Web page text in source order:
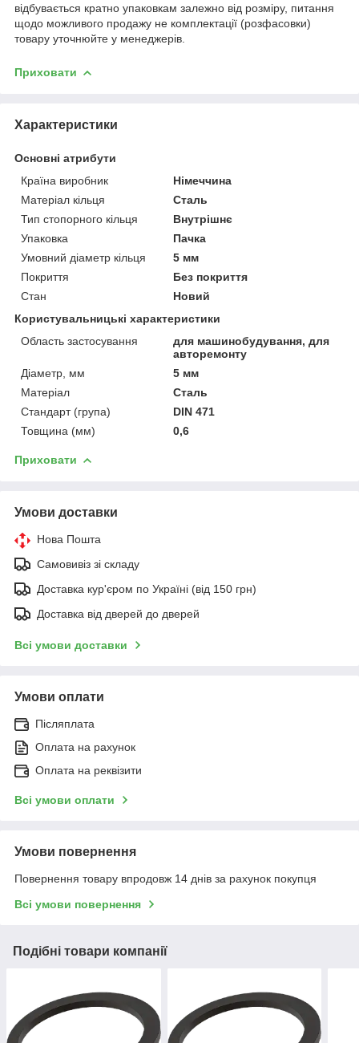
відбувається кратно упаковкам залежно від розміру, питання
щодо можливого продажу не комплектації (розфасовки)
товару уточнюйте у менеджерів.
Приховати
Характеристики
Основні атрибути
Країна виробник
Німеччина
Матеріал кільця
Сталь
Тип стопорного кільця
Внутрішнє
Упаковка
Пачка
Умовний діаметр кільця
5 мм
Покриття
Без покриття
Стан
Новий
Користувальницькі характеристики
Область застосування
для машинобудування, для
авторемонту
Діаметр, мм
5 мм
Матеріал
Сталь
Стандарт (група)
DIN 471
Товщина (мм)
0,6
Приховати
Умови доставки
Нова Пошта
Самовивіз зі складу
Доставка кур'єром по Україні (від 150 грн)
Доставка від дверей до дверей
Всі умови доставки
Умови оплати
Післяплата
Оплата на рахунок
Оплата на реквізити
Всі умови оплати
Умови повернення
Повернення товару впродовж 14 днів за рахунок покупця
Всі умови повернення
Подібні товари компанії